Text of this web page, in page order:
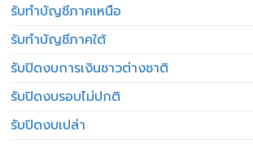
รับทำบัญชีภาคเหนือ
รับทำบัญชีภาคใต้
รับปิดงบการเงินชาวต่างชาติ
รับปิดงบรอบไม่ปกติ
รับปิดงบเปล่า